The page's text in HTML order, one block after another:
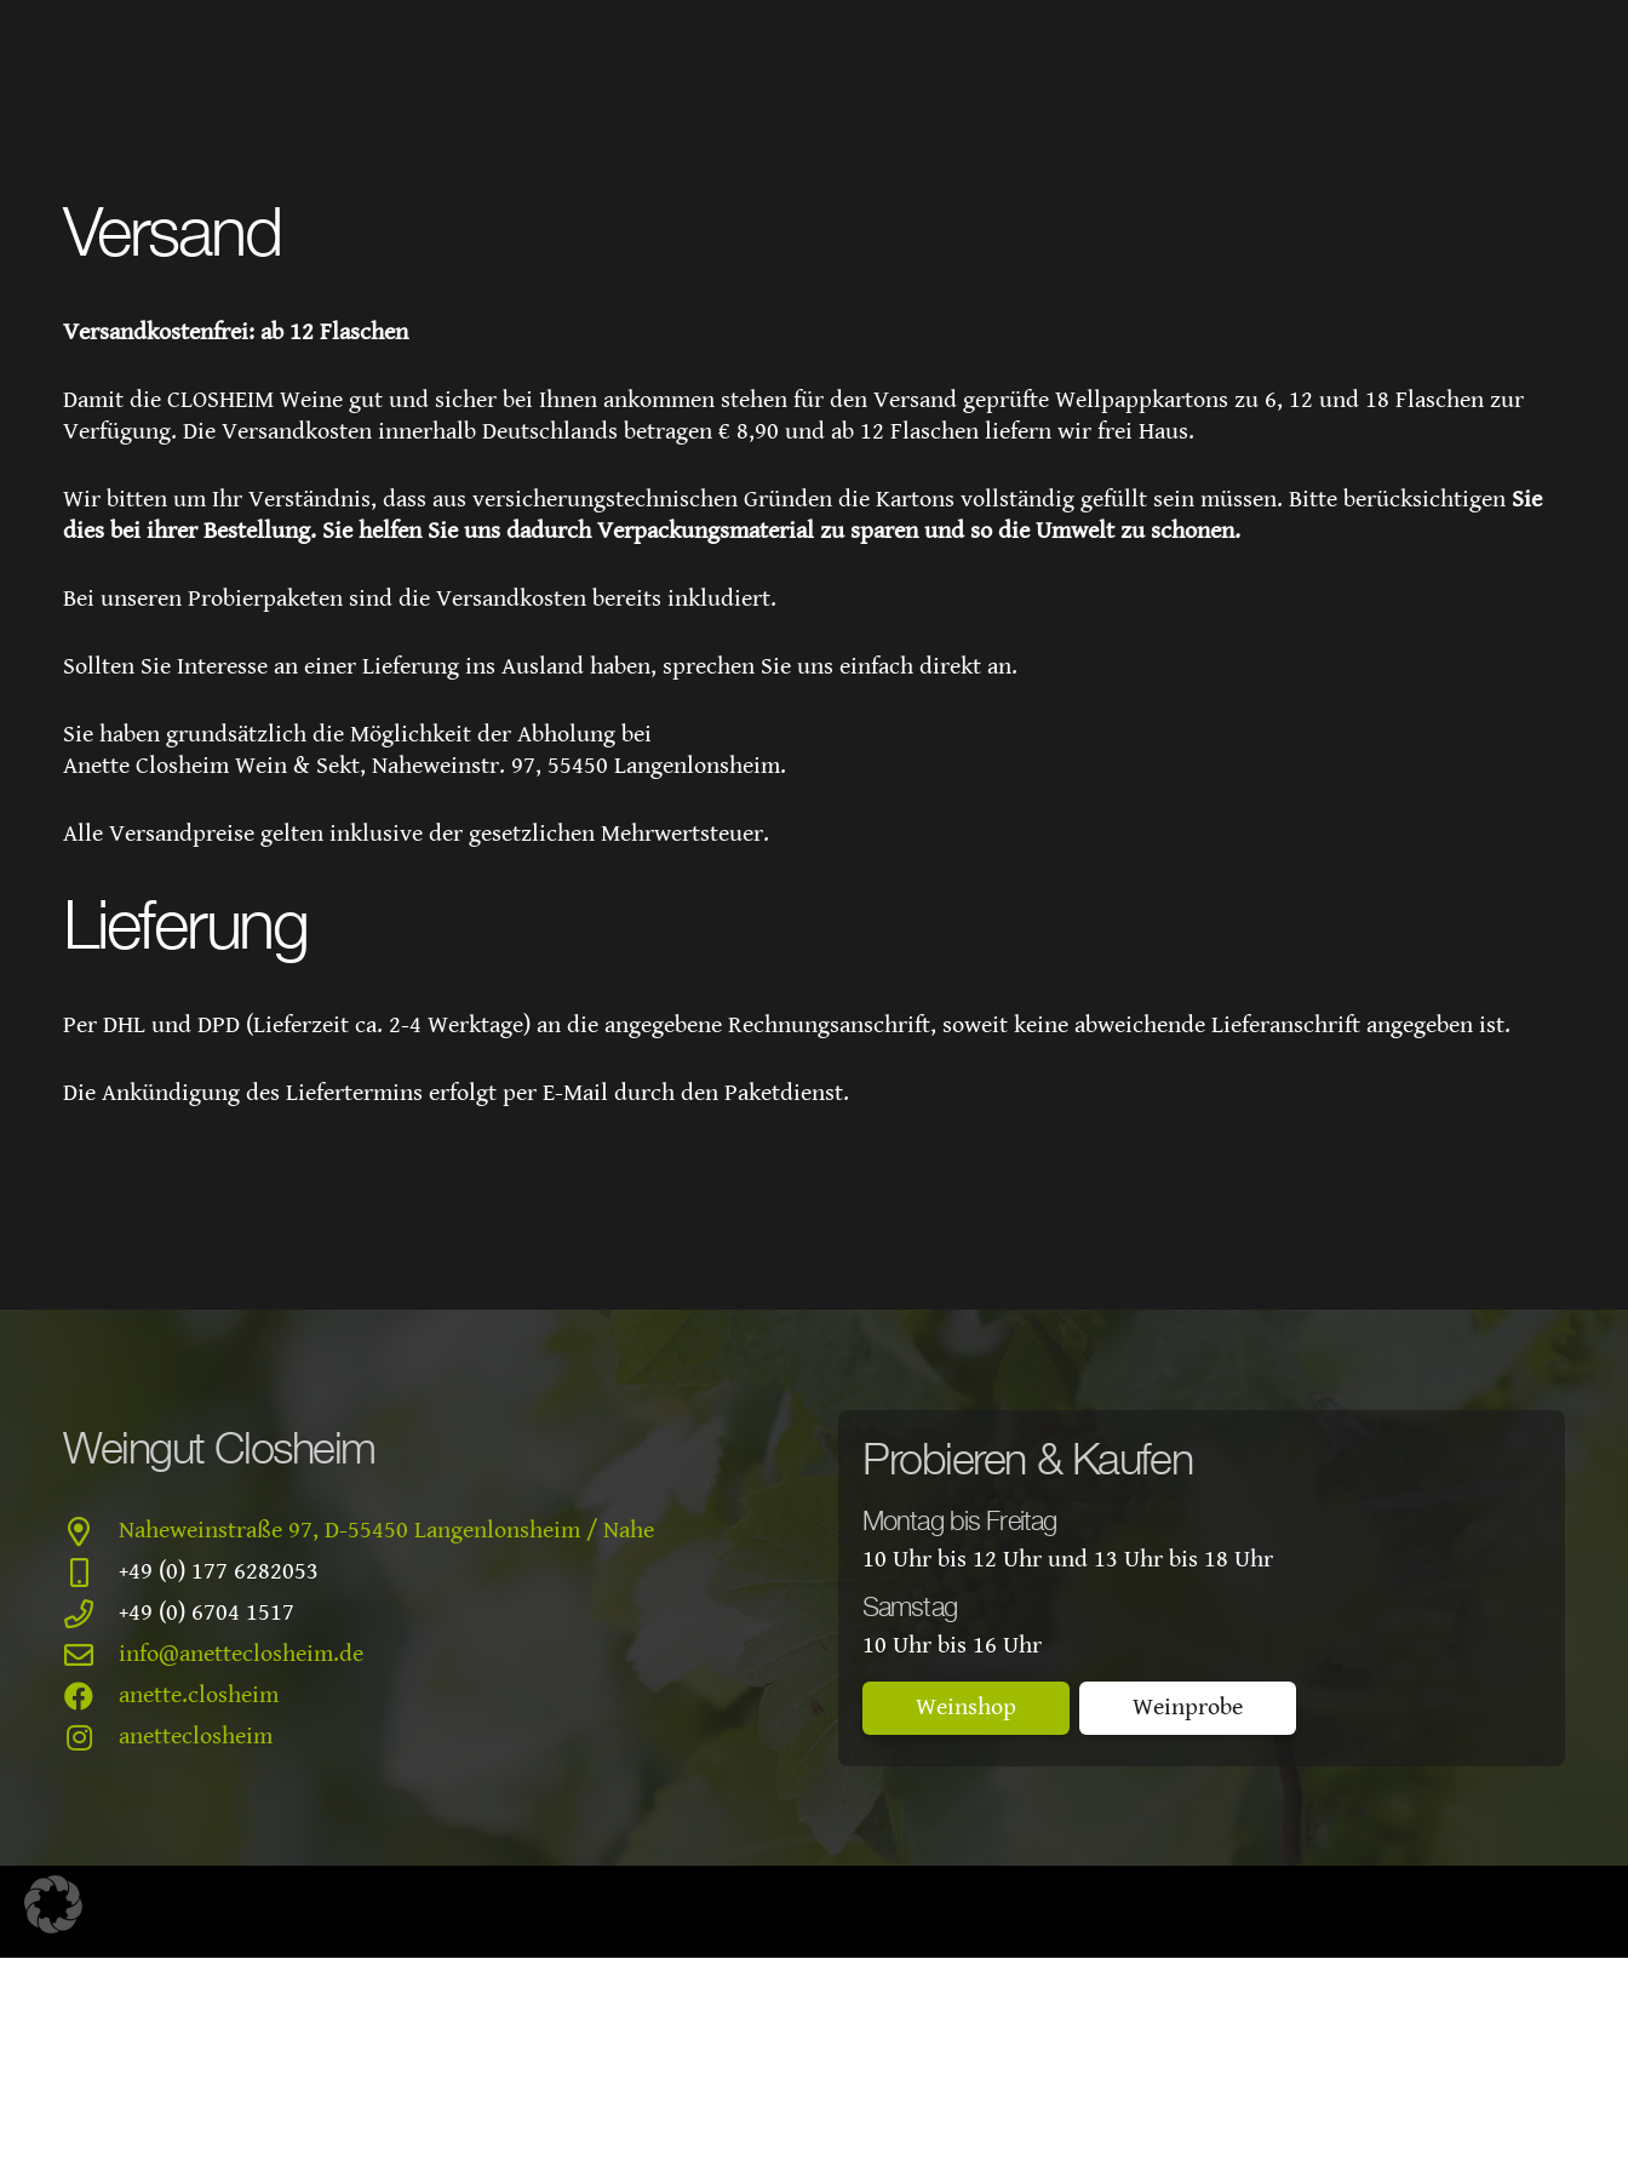
Versand
Versandkostenfrei: ab 12 Flaschen
Damit die CLOSHEIM Weine gut und sicher bei Ihnen ankommen stehen für den Versand geprüfte Wellpappkartons zu 6, 12 und 18 Flaschen zur
Verfügung. Die Versandkosten innerhalb Deutschlands betragen € 8,90 und ab 12 Flaschen liefern wir frei Haus.
Wir bitten um Ihr Verständnis, dass aus versicherungstechnischen Gründen die Kartons vollständig gefüllt sein müssen. Bitte berücksichtigen Sie
dies bei ihrer Bestellung. Sie helfen Sie uns dadurch Verpackungsmaterial zu sparen und so die Umwelt zu schonen.
Bei unseren Probierpaketen sind die Versandkosten bereits inkludiert.
Sollten Sie Interesse an einer Lieferung ins Ausland haben, sprechen Sie uns einfach direkt an.
Sie haben grundsätzlich die Möglichkeit der Abholung bei
Anette Closheim Wein & Sekt, Naheweinstr. 97, 55450 Langenlonsheim.
Alle Versandpreise gelten inklusive der gesetzlichen Mehrwertsteuer.
Lieferung
Per DHL und DPD (Lieferzeit ca. 2-4 Werktage) an die angegebene Rechnungsanschrift, soweit keine abweichende Lieferanschrift angegeben ist.
Die Ankündigung des Liefertermins erfolgt per E-Mail durch den Paketdienst.
Weingut Closheim
Naheweinstraße 97, D-55450 Langenlonsheim / Nahe
+49 (0) 177 6282053
+49 (0) 6704 1517
info@anetteclosheim.de
anette.closheim
anetteclosheim
Probieren & Kaufen
Montag bis Freitag
10 Uhr bis 12 Uhr und 13 Uhr bis 18 Uhr
Samstag
10 Uhr bis 16 Uhr
Weinshop Weinprobe